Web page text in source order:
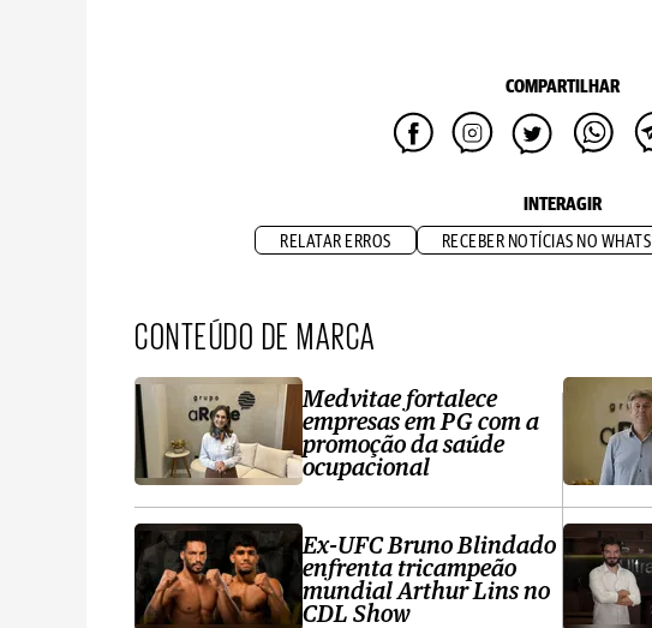
COMPARTILHAR
INTERAGIR
RELATAR ERROS RECEBER NOTÍCIAS NO WHATS
CONTEÚDO DE MARCA
Medvitae fortalece
empresas em PG com a
promoção da saúde
ocupacional
Ex-UFC Bruno Blindado
enfrenta tricampeão
mundial Arthur Lins no
CDL Show